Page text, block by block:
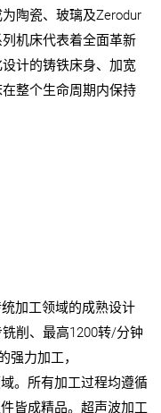
陶瓷、玻璃及Zerodur
机床代表着全面革新
计的铸铁床身、加宽
整个生命周期内保持
加工领域的成熟设计
削、最高1200转/分钟
强力加工，
。所有加工过程均遵循
皆成精品。超声波加工